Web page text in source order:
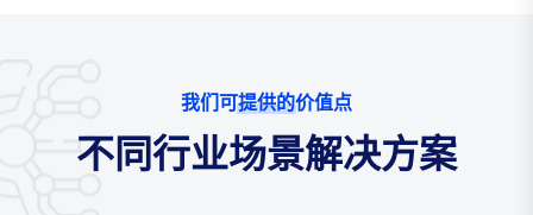
我们可提供的价值点
不同行业场景解决方案